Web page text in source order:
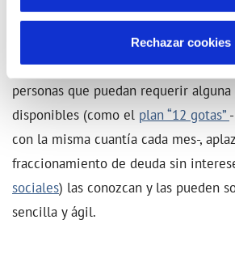
Rechazar cookies
Adicionalmente, parasituaciones de
económica, el objetivo es garantizar
personas que puedan requerir alguna
disponibles (como el plan “12 gotas”
con la misma cuantía cada mes-,
fraccionamiento de deuda sin
sociales) las conozcan y las pueden
sencilla y ágil.